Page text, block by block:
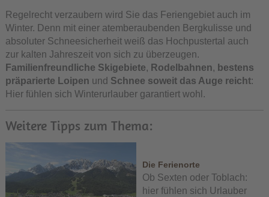
Regelrecht verzaubern wird Sie das Feriengebiet auch im
Winter. Denn mit einer atemberaubenden Bergkulisse und
absoluter Schneesicherheit weiß das Hochpustertal auch
zur kalten Jahreszeit von sich zu überzeugen.
Familienfreundliche Skigebiete, Rodelbahnen, bestens
präparierte Loipen und Schnee soweit das Auge reicht:
Hier fühlen sich Winterurlauber garantiert wohl.
Weitere Tipps zum Thema:
Die Ferienorte
Ob Sexten oder Toblach:
hier fühlen sich Urlauber